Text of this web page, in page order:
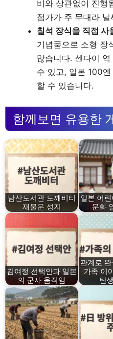
비와 상관없이 진행
점가가 주 무대라
칠석 장식을 직접 사
기념품으로 소형 장
많습니다. 센다이
수 있고, 일본 100
할 수 있습니다.
함께보면 유용한
남산도서관 도깨비터
재물운 성지
일본 어
문화
김여정 선택안과 일본
의 군사 움직임
관계로
가족 이
탄